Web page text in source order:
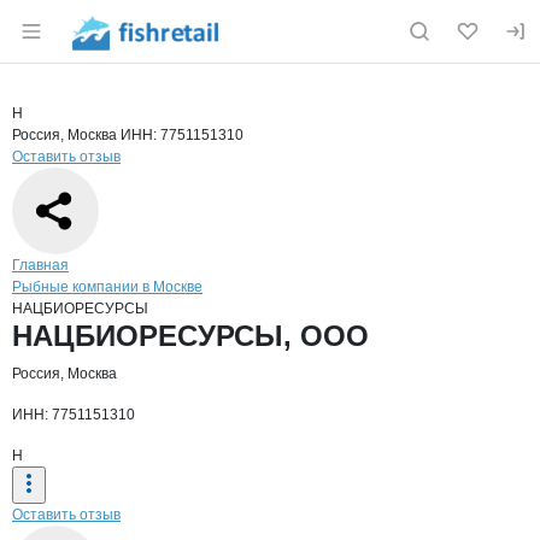
Раздел навигации по сайту fishretail.ru
Страница компании
Страница компании
Краткая информация о компании
Н
Россия, Москва ИНН: 7751151310
Оставить отзыв
Навигация по сайту
Главная
Рыбные компании в Москве
НАЦБИОРЕСУРСЫ
Основная информация о компании
НАЦБИОРЕСУРСЫ, ООО
Россия, Москва
ИНН: 7751151310
Н
Оставить отзыв